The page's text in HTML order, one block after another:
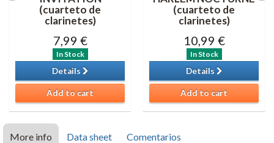
(cuarteto de
clarinetes)
7,99 €
In Stock
Details
Add to cart
(cuarteto de
clarinetes)
10,99 €
In Stock
Details
Add to cart
More info Data sheet Comentarios